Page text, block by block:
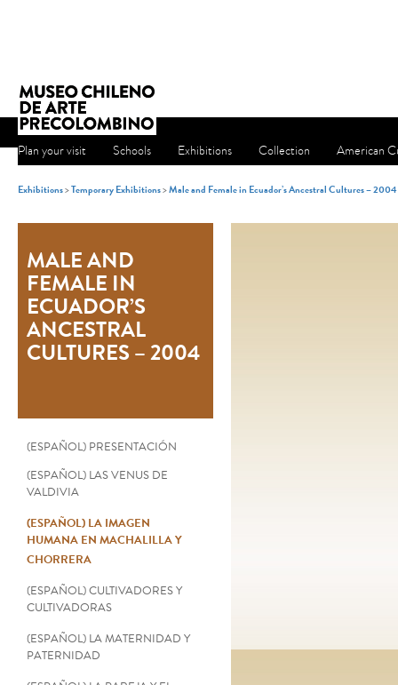
Plan your visit Schools Exhibitions Collection American
Exhibitions>Temporary Exhibitions>Male and Female in Ecuador’s Ancestral Cultures – 2004
MALE AND
FEMALE IN
ECUADOR’S
ANCESTRAL
CULTURES – 2004
(ESPAÑOL) PRESENTACIÓN
(ESPAÑOL) LAS VENUS DE
VALDIVIA
(ESPAÑOL) LA IMAGEN
HUMANA EN MACHALILLA Y
CHORRERA
(ESPAÑOL) CULTIVADORES Y
CULTIVADORAS
(ESPAÑOL) LA MATERNIDAD Y
PATERNIDAD